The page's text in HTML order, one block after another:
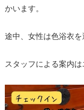
かいます。
途中、女性は色浴衣を
スタッフによる案内は